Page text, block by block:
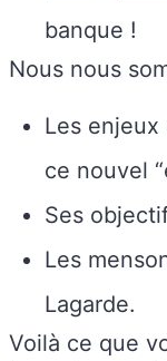
banque !
Nous nous
Les enjeux
ce nouvel
Ses
Les
Lagarde.
Voilà ce que